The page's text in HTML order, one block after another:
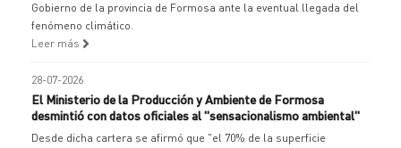
Gobierno de la provincia de Formosa ante la eventual llegada del
fenómeno climático.
Leer más
28-07-2026
El Ministerio de la Producción y Ambiente de Formosa
desmintió con datos oficiales al "sensacionalismo ambiental"
Desde dicha cartera se afirmó que "el 70% de la superficie